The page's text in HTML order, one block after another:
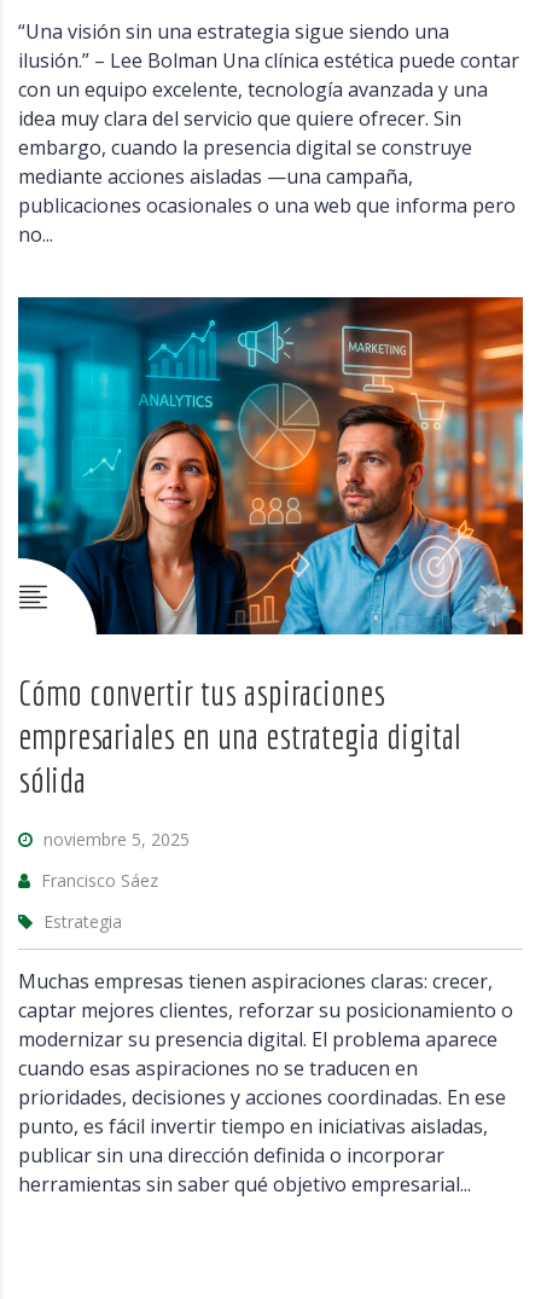
“Una visión sin una estrategia sigue siendo una
ilusión.” – Lee Bolman Una clínica estética puede contar
con un equipo excelente, tecnología avanzada y una
idea muy clara del servicio que quiere ofrecer. Sin
embargo, cuando la presencia digital se construye
mediante acciones aisladas —una campaña,
publicaciones ocasionales o una web que informa pero
no...
Cómo convertir tus aspiraciones
empresariales en una estrategia digital
sólida
noviembre 5, 2025
Francisco Sáez
Estrategia
Muchas empresas tienen aspiraciones claras: crecer,
captar mejores clientes, reforzar su posicionamiento o
modernizar su presencia digital. El problema aparece
cuando esas aspiraciones no se traducen en
prioridades, decisiones y acciones coordinadas. En ese
punto, es fácil invertir tiempo en iniciativas aisladas,
publicar sin una dirección definida o incorporar
herramientas sin saber qué objetivo empresarial...